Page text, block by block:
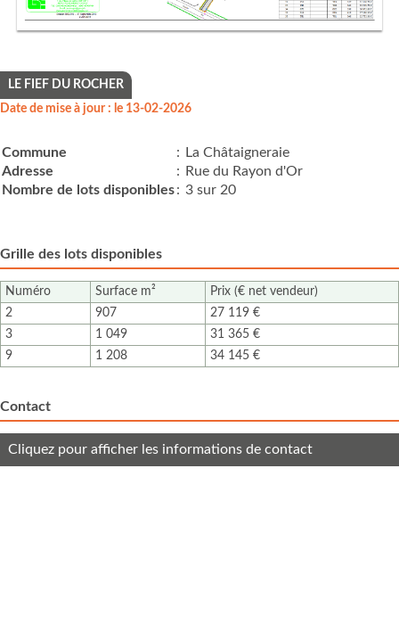
LE FIEF DU ROCHER
Date de mise à jour : le 13-02-2026
Commune :
La Châtaigneraie
Adresse
:
Rue du Rayon d'Or
Nombre de lots disponibles: 3 sur 20
Grille des lots disponibles
Numéro Surface m²
Prix (€ net vendeur)
2
907
27 119 €
3
1 049
31 365 €
9
1 208 34 145 €
Contact
Cliquez pour afficher les informations de contact